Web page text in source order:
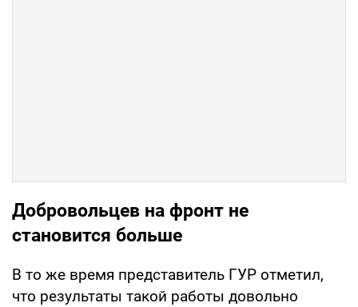
Добровольцев на фронт не
становится больше
В то же время представитель ГУР отметил,
что результаты такой работы довольно